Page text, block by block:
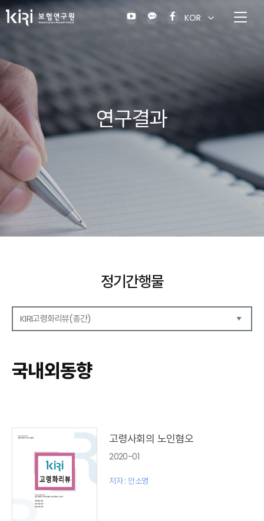
KOR
연구결과
정기간행물
KIRI고령화리뷰(종간)
보험금융연구
KIRI 리포트
이슈 분석(종간)
해외 학술연구 분석(종간)
국내외동향(종간)
특별기고(종간)
고령화리뷰 모음집(종간)
테마진단(종간)
국내외동향
고령사회의 노인혐오
2020-01
저자 : 안소영